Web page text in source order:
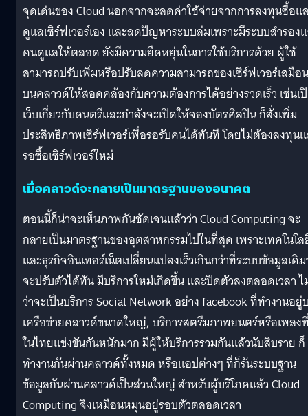
จุดเด่นของ Cloud นอกจากจะลดค่าใช้จ่ายจากการลงทุนซื้อแ
ดูแลเซิร์ฟเวอร์เอง และลดปัญหาระบบล่มเพราะมีระบบสำรอง
คนดูแลให้ตลอด ยังมีความยืดหยุ่นในการใช้บริการด้วย ผู้ใช้
สามารถปรับเพิ่มหรือปรับลดความสามารถของเซิร์ฟเวอร์เสมือน
บนคลาวด์ให้สอดคล้องกับความต้องการได้อย่างรวดเร็ว เช่นเ
เว็บเกี่ยวกับดนตรีและกำลังจะเปิดให้จองบัตรศิลปิน ก็สั่งเพิ่ม
ประสิทธิภาพเซิร์ฟเวอร์เพื่อรอรับคนได้ทันที โดยไม่ต้องลงทุน
รอซื้อเซิร์ฟเวอร์ใหม่
เมื่อคลาวด์จะกลายเป็นมาตรฐานของอนาคต
ตอนนี้ก็น่าจะเห็นภาพกันชัดเจนแล้วว่า Cloud Computing จะ
กลายเป็นมาตรฐานของอุตสาหกรรมไปในที่สุด เพราะเทคโนโ
และธุรกิจอินเทอร์เน็ตเปลี่ยนแปลงเร็วเกินกว่าที่ระบบข้อมูลเดิ
จะปรับตัวได้ทัน มีบริการใหม่เกิดขึ้น และปิดตัวลงตลอดเวลา ไ
ว่าจะเป็นบริการ Social Network อย่าง facebook ที่ทำงานอยู่
เครือข่ายคลาวด์ขนาดใหญ่, บริการสตรีมภาพยนตร์หรือเพลง
ในไทยแข่งขันกันหนักมาก มีผู้ให้บริการรวมกันแล้วนับสิบราย ก็
ทำงานกันผ่านคลาวด์ทั้งหมด หรือแอปต่างๆ ที่ก็รันระบบฐาน
ข้อมูลกันผ่านคลาวด์เป็นส่วนใหญ่ สำหรับผู้บริโภคแล้ว Cloud
Computing จึงเหมือนหมุนอยู่รอบตัวตลอดเวลา